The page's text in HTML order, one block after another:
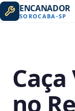
ENCANADOR
SOROCABA -SP
no